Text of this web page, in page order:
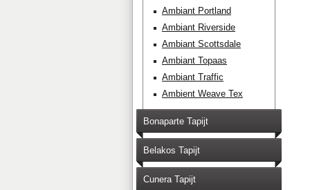
Ambiant Portland
Ambiant Riverside
Ambiant Scottsdale
Ambiant Topaas
Ambiant Traffic
Ambient Weave Tex
Bonaparte Tapijt
Belakos Tapijt
Cunera Tapijt